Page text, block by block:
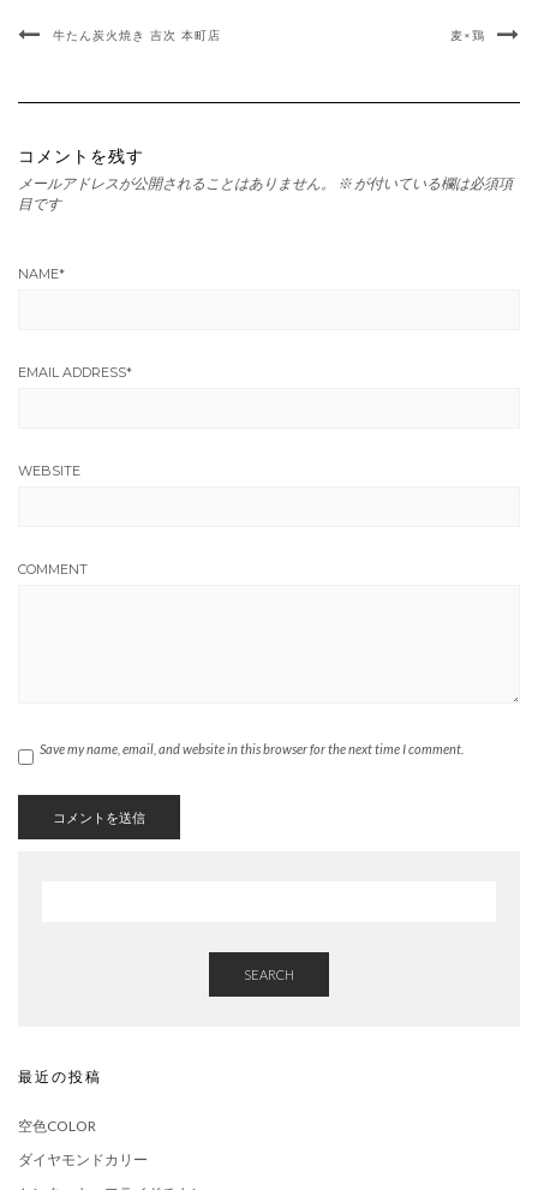
牛たん炭火焼き 吉次 本町店 麦×鶏
コメントを残す
メールアドレスが公開されることはありません。 ※ が付いている欄は必須項
目です
NAME*
EMAIL ADDRESS*
WEBSITE
COMMENT
Save my name, email, and website in this browser for the next time I comment.
SEARCH
最近の投稿
空色COLOR
ダイヤモンドカリー